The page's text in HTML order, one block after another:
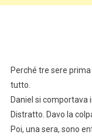
Perché tre sere
tutto.
Daniel si comportava
Distratto. Davo la
Poi, una sera, sono